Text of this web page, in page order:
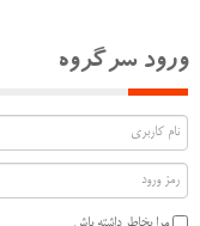
ورود سرگروه